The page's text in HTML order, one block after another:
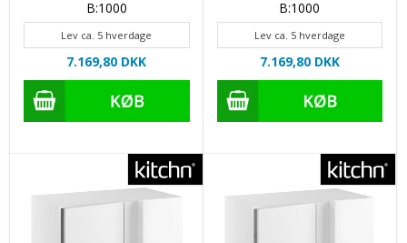
B:1000
Lev ca. 5 hverdage
7.169,80 DKK
B:1000
Lev ca. 5 hverdage
7.169,80 DKK